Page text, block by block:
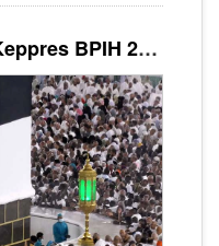
Pemerintah Terbitkan Keppres BPIH 2024, Ini Rincian Besaran Bipih di 13 Embarkasi